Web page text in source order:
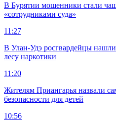
В Бурятии мошенники стали
«сотрудниками суда»
11:27
В Улан-Удэ росгвардейцы
лесу наркотики
11:20
Жителям Приангарья назвали
безопасности для детей
10:56